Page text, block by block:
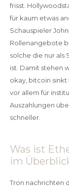
frisst.
für kaum etwas
Schauspieler
Rollenangebote
solche die nur
ist. Damit stehen
okay, bitcoin sinkt
vor allem für
Auszahlungen
schneller.
Was ist
im
Tron nachrichten